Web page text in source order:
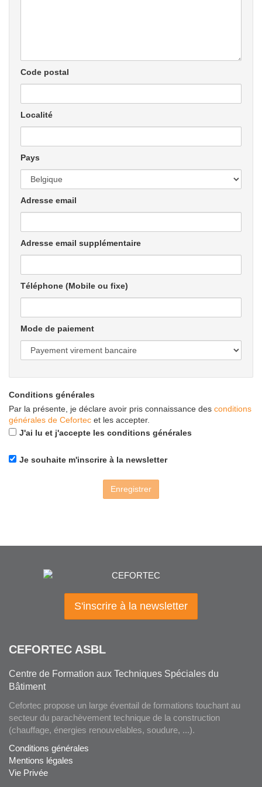
Code postal
Localité
Pays
Adresse email
Adresse email supplémentaire
Téléphone (Mobile ou fixe)
Mode de paiement
Conditions générales
Par la présente, je déclare avoir pris connaissance des conditions
générales de Cefortec et les accepter.
J'ai lu et j'accepte les conditions générales
Je souhaite m'inscrire à la newsletter
S'inscrire à la newsletter
CEFORTEC ASBL
Centre de Formation aux Techniques Spéciales du
Bâtiment
Cefortec propose un large éventail de formations touchant au
secteur du parachèvement technique de la construction
(chauffage, énergies renouvelables, soudure, ...).
Conditions générales
Mentions légales
Vie Privée